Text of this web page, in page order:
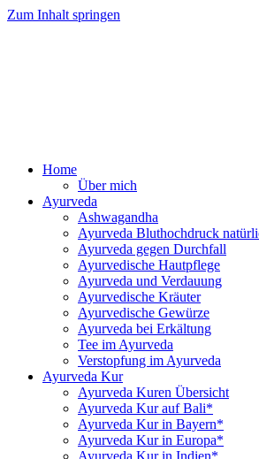
Zum Inhalt springen
Home
Über mich
Ayurveda
Ashwagandha
Ayurveda Bluthochdruck
Ayurveda gegen Durchfall
Ayurvedische Hautpflege
Ayurveda und Verdauung
Ayurvedische Kräuter
Ayurvedische Gewürze
Ayurveda bei Erkältung
Tee im Ayurveda
Verstopfung im Ayurveda
Ayurveda Kur
Ayurveda Kuren Übersicht
Ayurveda Kur auf Bali*
Ayurveda Kur in Bayern*
Ayurveda Kur in Europa*
Ayurveda Kur in Indien*